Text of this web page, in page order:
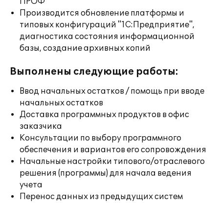
Производится обновление платформы и
типовых конфигураций "1С:Предприятие",
диагностика состояния информационной
базы, создание архивных копий
Выполнены следующие работы:
Ввод начальных остатков / помощь при вводе
начальных остатков
Доставка программных продуктов в офис
заказчика
Консультации по выбору программного
обеспечения и вариантов его сопровождения
Начальные настройки типового/отраслевого
решения (программы) для начала ведения
учета
Перенос данных из предыдущих систем